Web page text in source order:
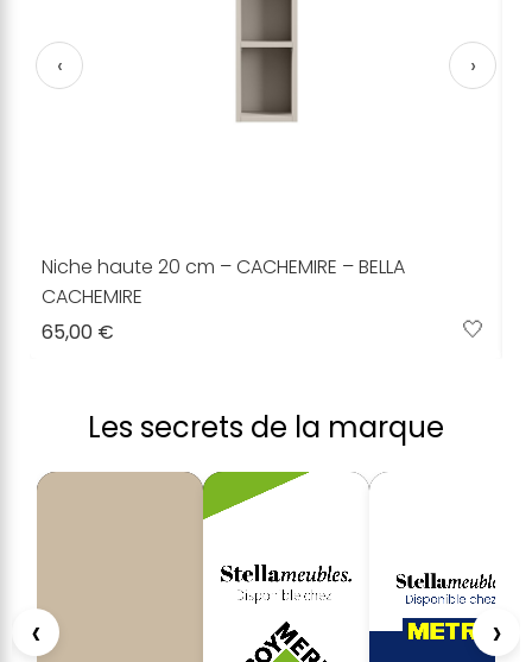
‹
Niche haute 20 cm – CACHEMIRE – BELLA
CACHEMIRE
65,00 €
🤍
›
Les secrets de la marque
‹ ›